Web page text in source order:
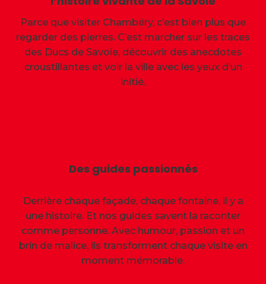
Parce que visiter Chambéry, c’est bien plus que
regarder des pierres. C’est marcher sur les traces
des Ducs de Savoie, découvrir des anecdotes
croustillantes et voir la ville avec les yeux d’un
initié.
Des guides passionnés
Derrière chaque façade, chaque fontaine, il y a
une histoire. Et nos guides savent la raconter
comme personne. Avec humour, passion et un
brin de malice, ils transforment chaque visite en
moment mémorable.